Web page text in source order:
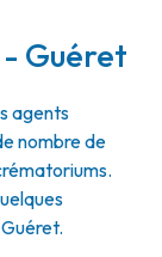
Guéret
agents
nombre de